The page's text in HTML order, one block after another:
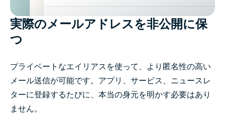
実際のメールアドレスを非公開に保
つ
プライベートなエイリアスを使って、より匿名性の高い
メール送信が可能です。アプリ、サービス、ニュースレ
ターに登録するたびに、本当の身元を明かす必要はあり
ません。